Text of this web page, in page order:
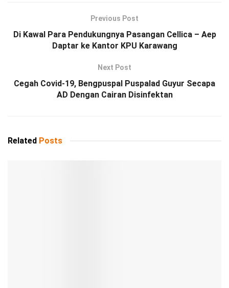
Previous Post
Di Kawal Para Pendukungnya Pasangan Cellica – Aep
Daptar ke Kantor KPU Karawang
Next Post
Cegah Covid-19, Bengpuspal Puspalad Guyur Secapa
AD Dengan Cairan Disinfektan
Related Posts